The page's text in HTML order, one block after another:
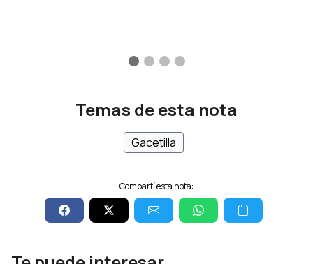
Temas de esta nota
Gacetilla
Compartí esta nota: